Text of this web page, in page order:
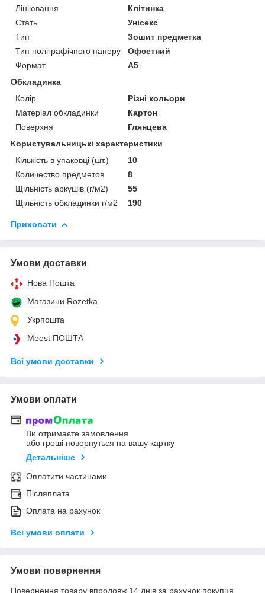
Лініювання
Клітинка
Стать
Унісекс
Тип
Зошит предметка
Тип поліграфічного паперу
Офсетний
Формат
A5
Обкладинка
Колір
Різні кольори
Матеріал обкладинки
Картон
Поверхня
Глянцева
Користувальницькі характеристики
Кількість в упаковці (шт.)
10
Количество предметов
8
Щільність аркушів (г/м2)
55
Щільність обкладинки г/м2
190
Приховати
Умови доставки
Нова Пошта
Магазини Rozetka
Укрпошта
Meest ПОШТА
Всі умови доставки
Умови оплати
Ви отримаєте замовлення
або гроші повернуться на вашу картку
Детальніше
Оплатити частинами
Післяплата
Оплата на рахунок
Всі умови оплати
Умови повернення
Повернення товару впродовж 14 днів за рахунок покупця